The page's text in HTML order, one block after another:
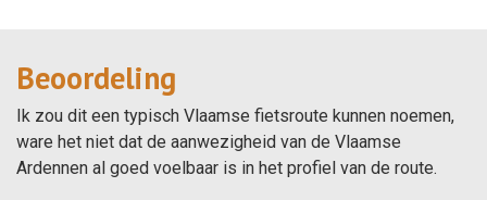
Beoordeling
Ik zou dit een typisch Vlaamse fietsroute kunnen noemen,
ware het niet dat de aanwezigheid van de Vlaamse
Ardennen al goed voelbaar is in het profiel van de route.